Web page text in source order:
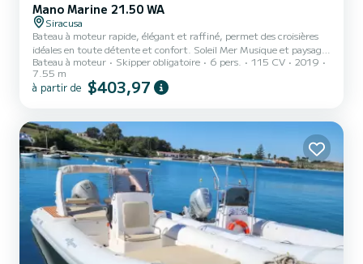
Mano Marine 21.50 WA
Siracusa
Bateau à moteur rapide, élégant et raffiné, permet des croisières
idéales en toute détente et confort. Soleil Mer Musique et paysages
à couper le souffle!
Bateau à moteur Skipper obligatoire 6 pers. 115 CV
2019
7.55 m
à partir de $403,97